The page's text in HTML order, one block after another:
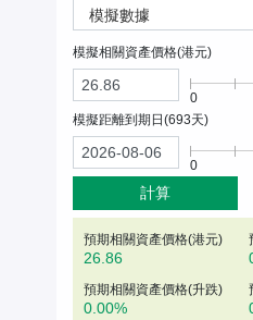
模擬數據
模擬相關資產價格(港元)
0
模擬距離到期日(693天)
0
計算
預期相關資產價格(港元)
26.86
預期相關資產價格(升跌)
0.00%